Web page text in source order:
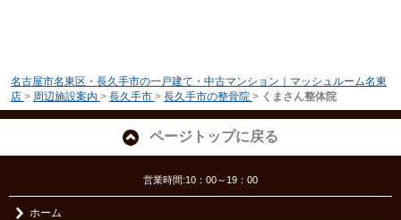
名古屋市名東区・長久手市の一戸建て・中古マンション｜マッシュルーム名東
店 > 周辺施設案内 > 長久手市 > 長久手市の整骨院 > くまさん整体院
ページトップに戻る
営業時間:10：00～19：00
ホーム